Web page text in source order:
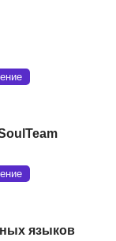
языков